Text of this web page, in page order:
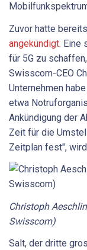
Zuvor hatte bereits
angekündigt. Eine
für 5G zu
Swisscom-CEO
Unternehmen
etwa
Ankündigung der
Zeit für die
Zeitplan fest",
Christoph
Swisscom)
Salt, der dritte